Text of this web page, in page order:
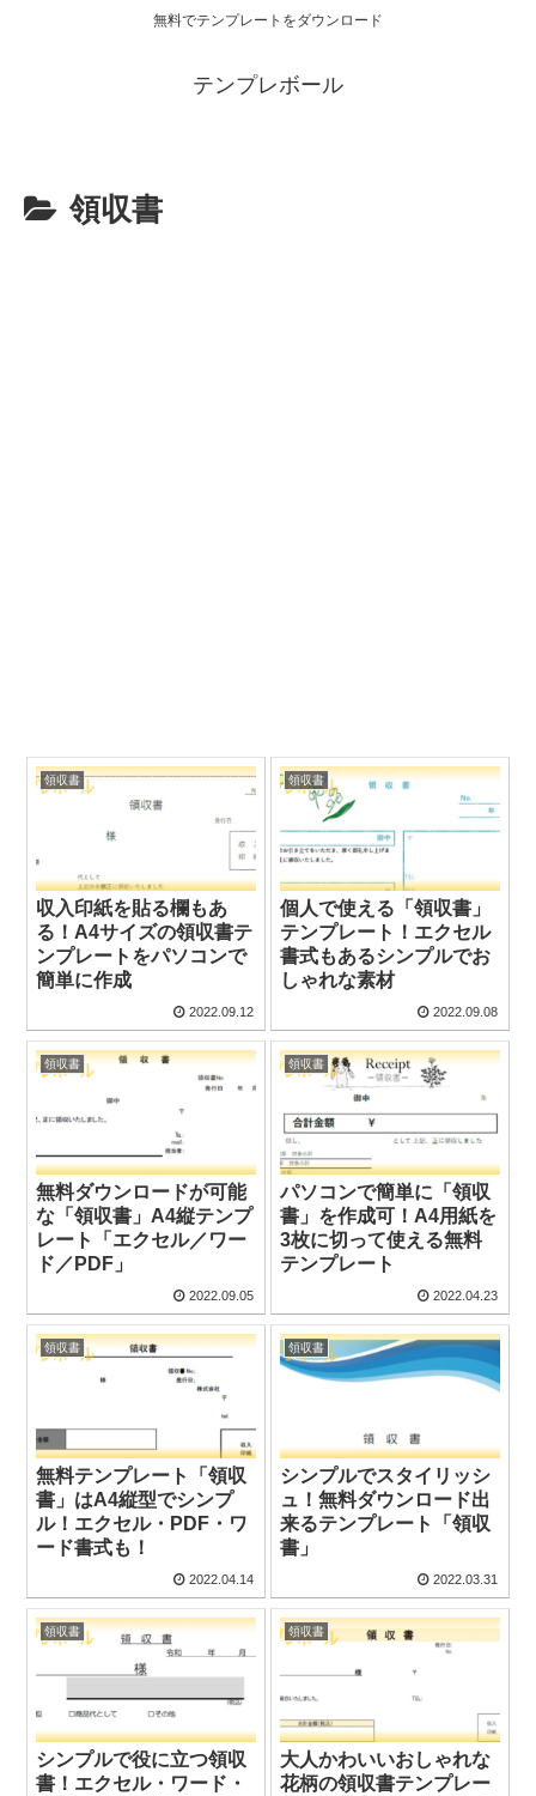
無料でテンプレートをダウンロード
テンプレボール
領収書
領収書
収入印紙を貼る欄もあ
る！A4サイズの領収書テ
ンプレートをパソコンで
簡単に作成
2022.09.12
領収書
個人で使える「領収書」
テンプレート！エクセル
書式もあるシンプルでお
しゃれな素材
2022.09.08
領収書
無料ダウンロードが可能
な「領収書」A4縦テンプ
レート「エクセル／ワー
ド／PDF」
2022.09.05
領収書
パソコンで簡単に「領収
書」を作成可！A4用紙を
3枚に切って使える無料
テンプレート
2022.04.23
領収書
無料テンプレート「領収
書」はA4縦型でシンプ
ル！エクセル・PDF・ワ
ード書式も！
2022.04.14
領収書
シンプルでスタイリッシ
ュ！無料ダウンロード出
来るテンプレート「領収
書」
2022.03.31
領収書
シンプルで役に立つ領収
書！エクセル・ワード・
領収書
大人かわいいおしゃれな
花柄の領収書テンプレー